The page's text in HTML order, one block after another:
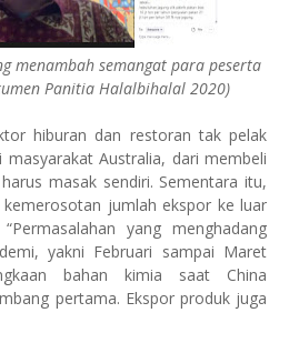
menambah semangat para peserta
Panitia Halalbihalal 2020)
hiburan dan restoran tak pelak
Australia, dari membeli
masak sendiri. Sementara itu,
jumlah ekspor ke luar
yang menghadang
yakni Februari sampai Maret
bahan kimia saat China
pertama. Ekspor produk juga